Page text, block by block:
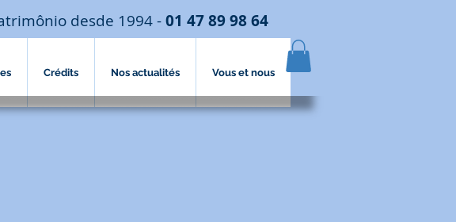
desde 1994 -01 47 89 98 64
Crédits Nos actualités Vous et nous